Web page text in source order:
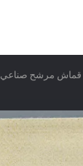
قماش مرشح صناعي